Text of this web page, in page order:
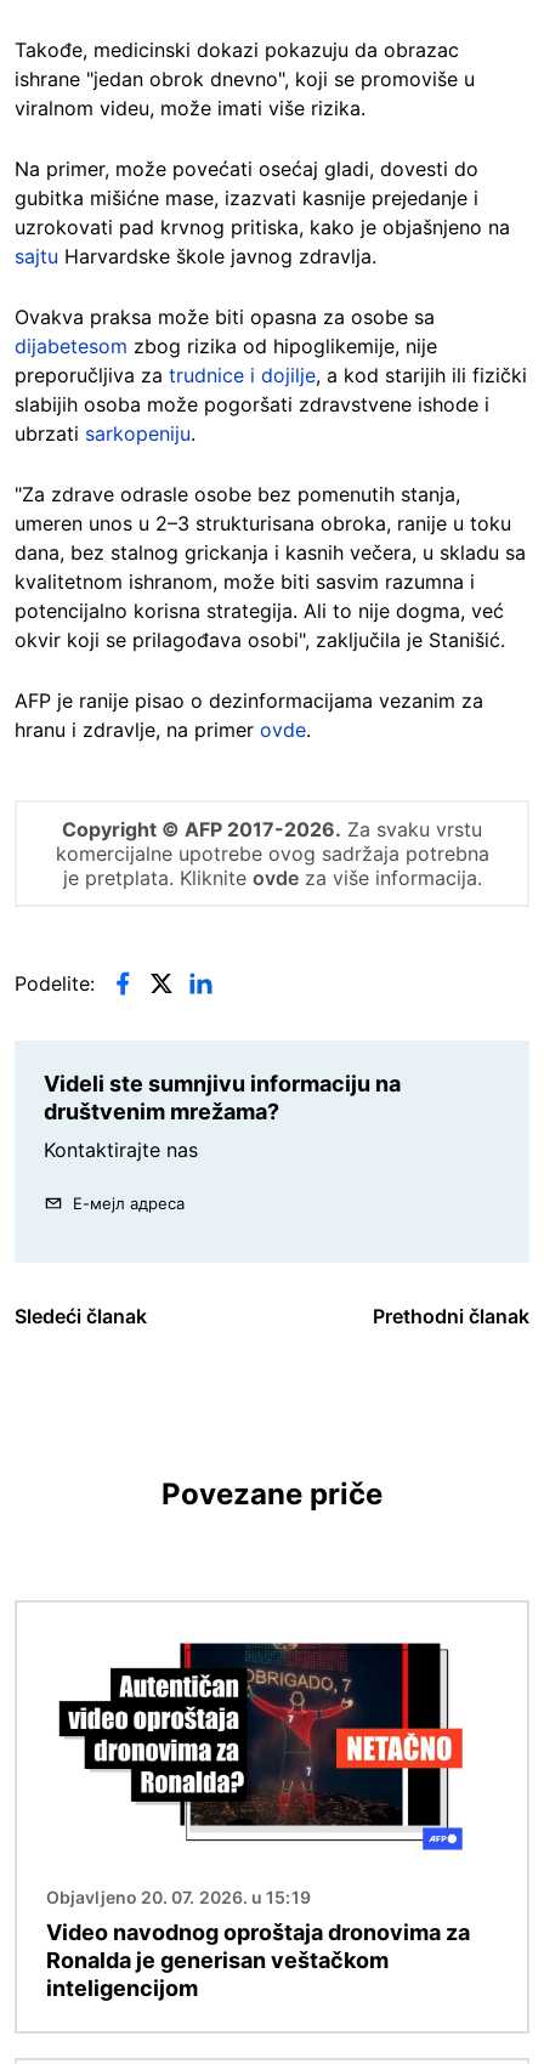
Takođe, medicinski dokazi pokazuju da obrazac
ishrane "jedan obrok dnevno", koji se promoviše u
viralnom videu, može imati više rizika.
Na primer, može povećati osećaj gladi, dovesti do
gubitka mišićne mase, izazvati kasnije prejedanje i
uzrokovati pad krvnog pritiska, kako je objašnjeno na
sajtu Harvardske škole javnog zdravlja.
Ovakva praksa može biti opasna za osobe sa
dijabetesom zbog rizika od hipoglikemije, nije
preporučljiva za trudnice i dojilje, a kod starijih ili fizički
slabijih osoba može pogoršati zdravstvene ishode i
ubrzati sarkopeniju.
"Za zdrave odrasle osobe bez pomenutih stanja,
umeren unos u 2–3 strukturisana obroka, ranije u toku
dana, bez stalnog grickanja i kasnih večera, u skladu sa
kvalitetnom ishranom, može biti sasvim razumna i
potencijalno korisna strategija. Ali to nije dogma, već
okvir koji se prilagođava osobi", zaključila je Stanišić.
AFP je ranije pisao o dezinformacijama vezanim za
hranu i zdravlje, na primer ovde.
Copyright © AFP 2017-2026. Za svaku vrstu
komercijalne upotrebe ovog sadržaja potrebna
je pretplata. Kliknite ovdeza više informacija.
Podelite:
Videli ste sumnjivu informaciju na
društvenim mrežama?
Kontaktirajte nas
Е-мејл адреса
Sledeći članak Prethodni članak
Povezane priče
Objavljeno 20. 07. 2026. u 15:19
Video navodnog oproštaja dronovima za
Ronalda je generisan veštačkom
inteligencijom